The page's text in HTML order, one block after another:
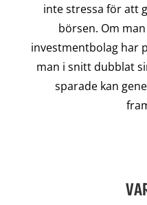
inte stressa för att
börsen. Om
investmentbolag har
man i snitt dubblat
sparade kan